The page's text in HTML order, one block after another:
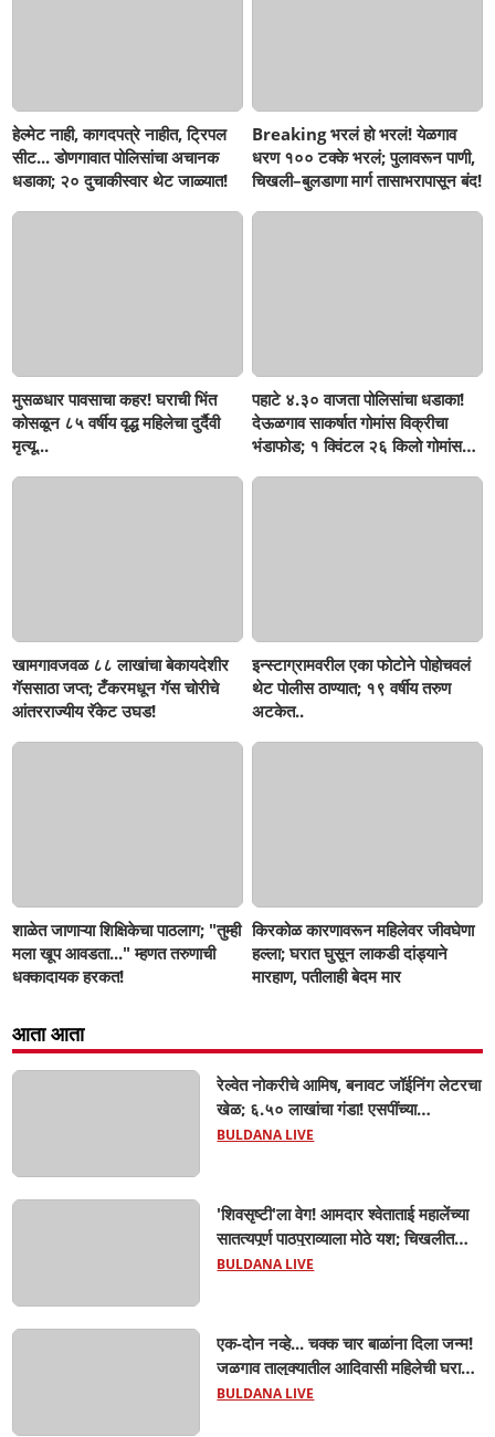
हेल्मेट नाही, कागदपत्रे नाहीत, ट्रिपल
सीट... डोणगावात पोलिसांचा अचानक
धडाका; २० दुचाकीस्वार थेट जाळ्यात!
Breaking भरलं हो भरलं! येळगाव
धरण १०० टक्के भरलं; पुलावरून पाणी,
चिखली–बुलडाणा मार्ग तासाभरापासून बंद!
मुसळधार पावसाचा कहर! घराची भिंत
कोसळून ८५ वर्षीय वृद्ध महिलेचा दुर्दैवी
मृत्यू...
पहाटे ४.३० वाजता पोलिसांचा धडाका!
देऊळगाव साकर्षात गोमांस विक्रीचा
भंडाफोड; १ क्विंटल २६ किलो गोमांस
खामगावजवळ ८८ लाखांचा बेकायदेशीर
गॅससाठा जप्त; टँकरमधून गॅस चोरीचे
आंतरराज्यीय रॅकेट उघड!
इन्स्टाग्रामवरील एका फोटोने पोहोचवलं
थेट पोलीस ठाण्यात; १९ वर्षीय तरुण
अटकेत..
शाळेत जाणाऱ्या शिक्षिकेचा पाठलाग; "तुम्ही
मला खूप आवडता..." म्हणत तरुणाची
धक्कादायक हरकत!
किरकोळ कारणावरून महिलेवर जीवघेणा
हल्ला; घरात घुसून लाकडी दांड्याने
मारहाण, पतीलाही बेदम मार
आता आता
रेल्वेत नोकरीचे आमिष, बनावट जॉईनिंग लेटरचा
खेळ; ६.५० लाखांचा गंडा! एसपींच्या
आदेशानंतर अखेर गुन्हा दाखल; आसलगावच्या
BULDANA LIVE
'शिवसृष्टी'ला वेग! आमदार श्वेताताई महालेंच्या
सातत्यपूर्ण पाठपुराव्याला मोठे यश; चिखलीत
साकारणार ६५ कोटींचा भव्य 'छत्रपती शिवाजी
BULDANA LIVE
एक-दोन नव्हे... चक्क चार बाळांना दिला जन्म!
जळगाव तालुक्यातील आदिवासी महिलेची घरातच
प्रसूती; आता झाली ७ लेकरांची माय ! वैद्यकीय
BULDANA LIVE